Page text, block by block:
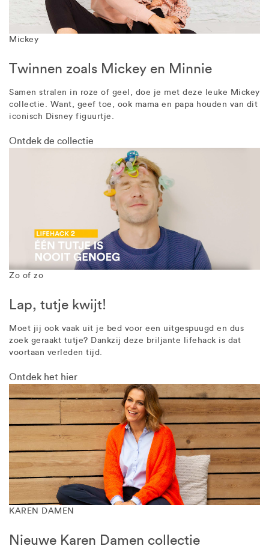
Mickey
Twinnen zoals Mickey en Minnie
Samen stralen in roze of geel, doe je met deze leuke Mickey
collectie. Want, geef toe, ook mama en papa houden van dit
iconisch Disney figuurtje.
Ontdek de collectie
Zo of zo
Lap, tutje kwijt!
Moet jij ook vaak uit je bed voor een uitgespuugd en dus
zoek geraakt tutje? Dankzij deze briljante lifehack is dat
voortaan verleden tijd.
Ontdek het hier
KAREN DAMEN
Nieuwe Karen Damen collectie